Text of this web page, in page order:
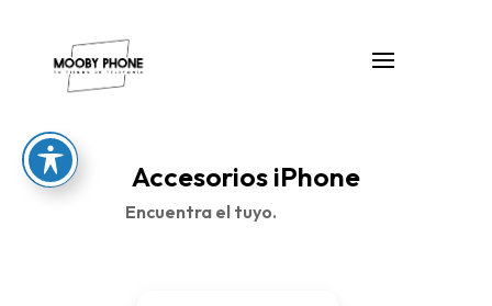
Accesorios iPhone
Encuentra el tuyo.